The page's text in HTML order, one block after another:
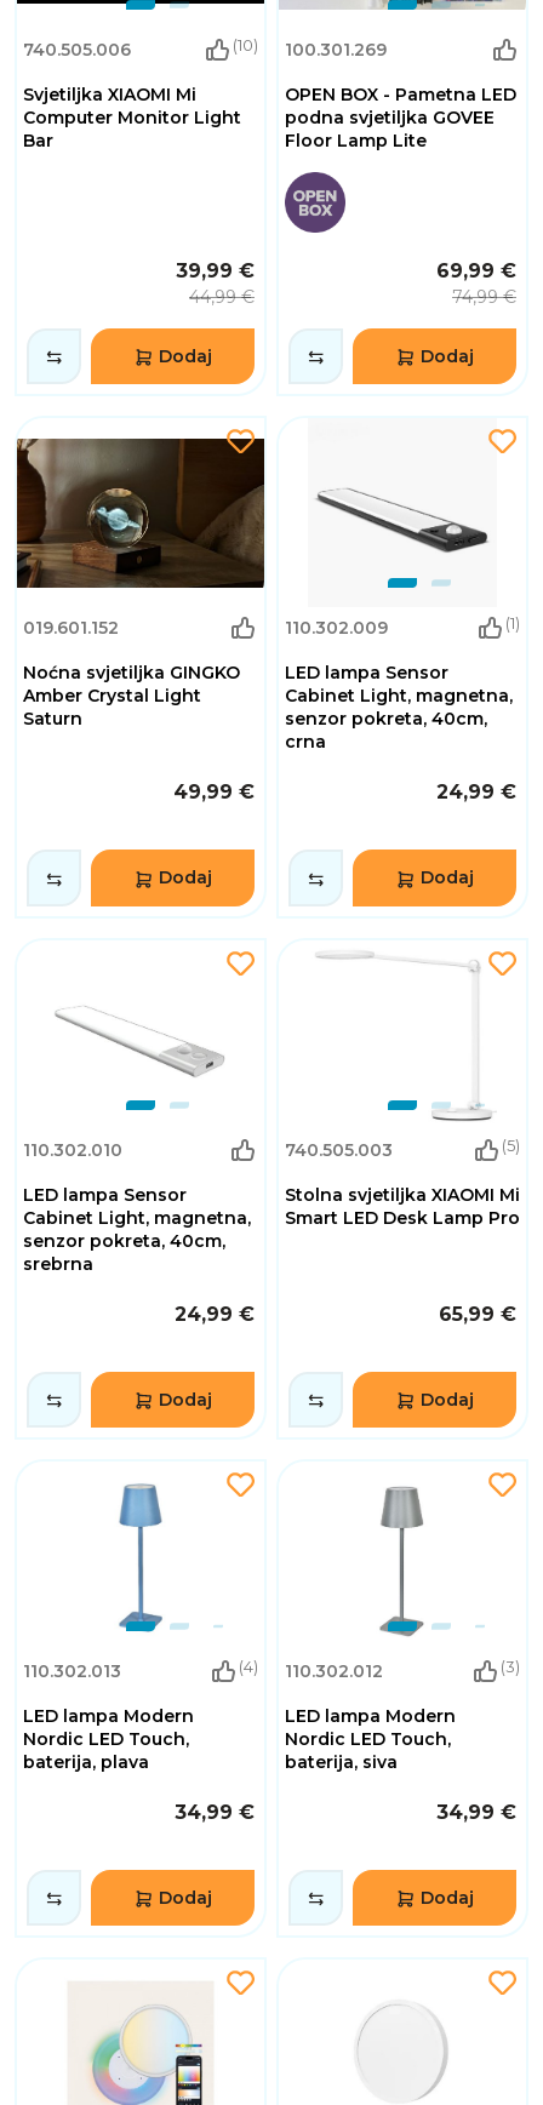
740.505.006 (10)
Svjetiljka XIAOMI Mi
Computer Monitor Light
Bar
39,99 €
44,99 €
Dodaj
100.301.269
OPEN BOX - Pametna LED
podna svjetiljka GOVEE
Floor Lamp Lite
69,99 €
74,99 €
Dodaj
019.601.152
Noćna svjetiljka GINGKO
Amber Crystal Light
Saturn
49,99 €
Dodaj
110.302.009 (1)
LED lampa Sensor
Cabinet Light, magnetna,
senzor pokreta, 40cm,
crna
24,99 €
Dodaj
110.302.010
LED lampa Sensor
Cabinet Light, magnetna,
senzor pokreta, 40cm,
srebrna
24,99 €
Dodaj
740.505.003 (5)
Stolna svjetiljka XIAOMI Mi
Smart LED Desk Lamp Pro
65,99 €
Dodaj
110.302.013 (4)
LED lampa Modern
Nordic LED Touch,
baterija, plava
34,99 €
Dodaj
110.302.012 (3)
LED lampa Modern
Nordic LED Touch,
baterija, siva
34,99 €
Dodaj